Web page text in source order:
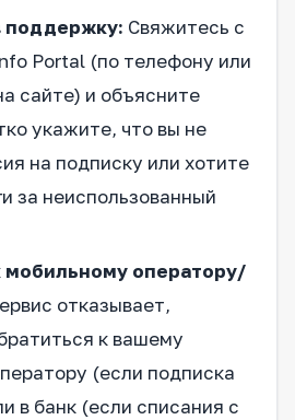
поддержку: Свяжитесь с
Portal (по телефону или
сайте) и объясните
укажите, что вы не
на подписку или хотите
за неиспользованный
оператору/
отказывает,
к вашему
(если подписка
в банк (если списания с